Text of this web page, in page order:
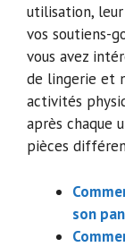
utilisation,
vos soutiens-
vous avez
de lingerie et
activités
après chaque
pièces
son